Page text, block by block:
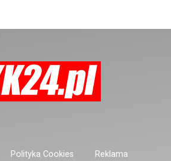
Polityka Cookies Reklama